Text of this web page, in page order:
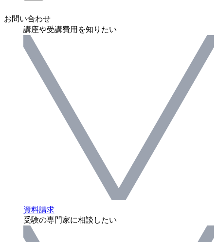
お問い合わせ
講座や受講費用を知りたい
資料請求
受験の専門家に相談したい